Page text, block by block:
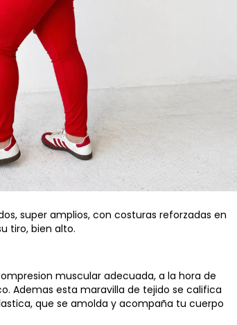
super amplios, con costuras reforzadas en
tiro, bien alto.
muscular adecuada, a la hora de
Ademas esta maravilla de tejido se califica
que se amolda y acompaña tu cuerpo